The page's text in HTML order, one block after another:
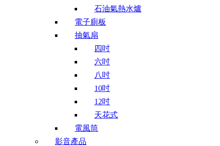
石油氣熱水爐
電子廁板
抽氣扇
四吋
六吋
八吋
10吋
12吋
天花式
電風筒
影音產品